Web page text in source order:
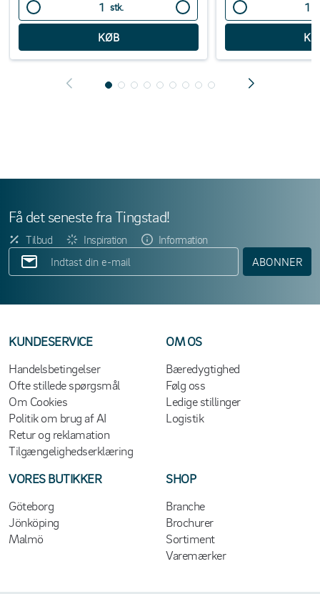
stk.
Få det seneste fra Tingstad!
Tilbud Inspiration
Information
ABONNER
KUNDESERVICE
Handelsbetingelser
Ofte stillede spørgsmål
Om Cookies
Politik om brug af AI
Retur og reklamation
Tilgængelighedserklæring
OM OS
Bæredygtighed
Følg oss
Ledige stillinger
Logistik
VORES BUTIKKER
Göteborg
Jönköping
Malmö
SHOP
Branche
Brochurer
Sortiment
Varemærker